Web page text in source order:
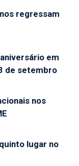
regressam
em
de setembro
nos
lugar no